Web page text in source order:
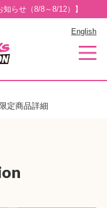
知らせ（8/8～8/12）】
English
定商品詳細